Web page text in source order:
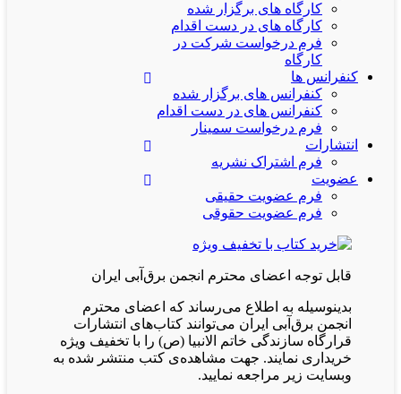
کارگاه های برگزار شده
کارگاه های در دست اقدام
فرم درخواست شرکت در
کارگاه
کنفرانس ها
کنفرانس های برگزار شده
کنفرانس های در دست اقدام
فرم درخواست سمینار
انتشارات
فرم اشتراک نشریه
عضویت
فرم عضویت حقیقی
فرم عضویت حقوقی
قابل توجه اعضای محترم انجمن برق‌آبی ایران
بدینوسیله به اطلاع می‌رساند که اعضای محترم
انجمن برق‌آبی ایران می‌توانند کتاب‌های انتشارات
قرارگاه سازندگی خاتم الانبیا (ص) را با تخفیف ویژه
خریداری نمایند. جهت مشاهده‌ی کتب منتشر شده به
وبسایت زیر مراجعه نمایید.